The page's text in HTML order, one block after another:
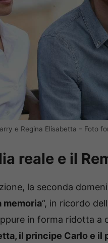
e Regina Elisabetta – Foto
reale e il
la seconda
memoria“, in ricordo
in forma ridotta
il principe Carlo e